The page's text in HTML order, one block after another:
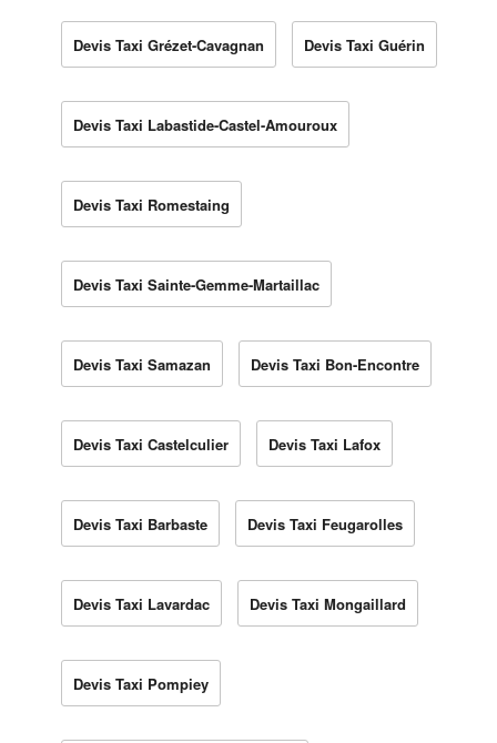
Devis Taxi Grézet-Cavagnan Devis Taxi Guérin
Devis Taxi Labastide-Castel-Amouroux
Devis Taxi Romestaing
Devis Taxi Sainte-Gemme-Martaillac
Devis Taxi Samazan Devis Taxi Bon-Encontre
Devis Taxi Castelculier Devis Taxi Lafox
Devis Taxi Barbaste Devis Taxi Feugarolles
Devis Taxi Lavardac Devis Taxi Mongaillard
Devis Taxi Pompiey